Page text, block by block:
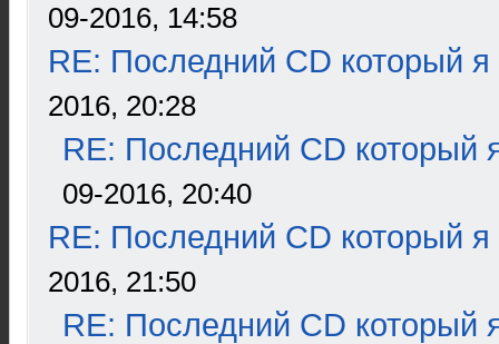
09-2016, 14:58
RE: Последний CD который я
2016, 20:28
RE: Последний CD который
09-2016, 20:40
RE: Последний CD который я
2016, 21:50
RE: Последний CD который